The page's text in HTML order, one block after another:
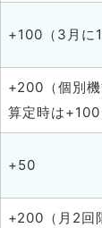
+100（3月に1
+200（個別
算定時は+100
+50
+200（月2回